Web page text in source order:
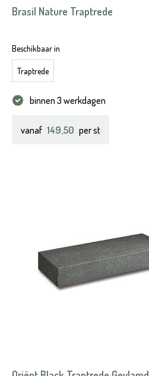
Brasil Nature Traptrede
Beschikbaar in
Traptrede
binnen 3 werkdagen
vanaf 149,50 per st